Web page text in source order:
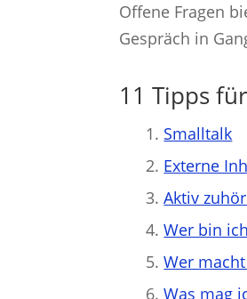
Offene Fragen
Gespräch in
11 Tipps
Smalltalk
Externe
Aktiv
Wer bin
Wer
Was mag